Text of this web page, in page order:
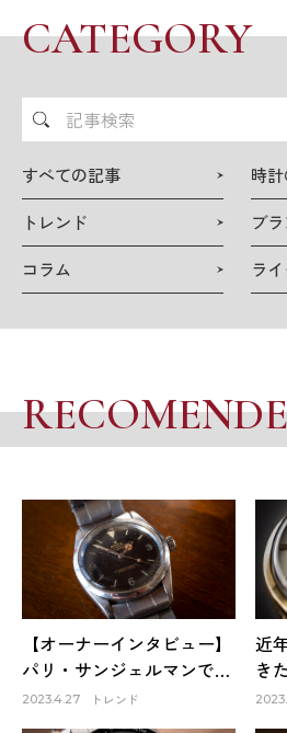
CATEGORY
記
事
検
索
すべての記事
トレンド
コラム
時
ブ
ラ
【オーナーインタビュー】
パリ・サンジェルマンで出
会ったロレックスは生涯1
2023.4.27 トレンド
近
き
ー